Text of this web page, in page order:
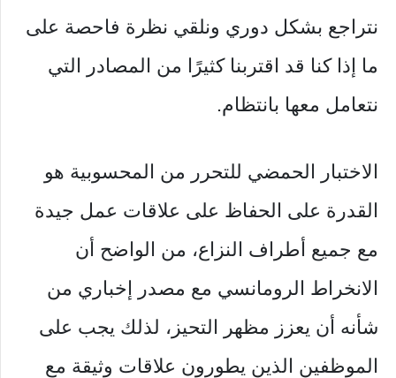
نتراجع بشكل دوري ونلقي نظرة فاحصة على
ما إذا كنا قد اقتربنا كثيرًا من المصادر التي
نتعامل معها بانتظام.
الاختبار الحمضي للتحرر من المحسوبية هو
القدرة على الحفاظ على علاقات عمل جيدة
مع جميع أطراف النزاع، من الواضح أن
الانخراط الرومانسي مع مصدر إخباري من
شأنه أن يعزز مظهر التحيز، لذلك يجب على
الموظفين الذين يطورون علاقات وثيقة مع